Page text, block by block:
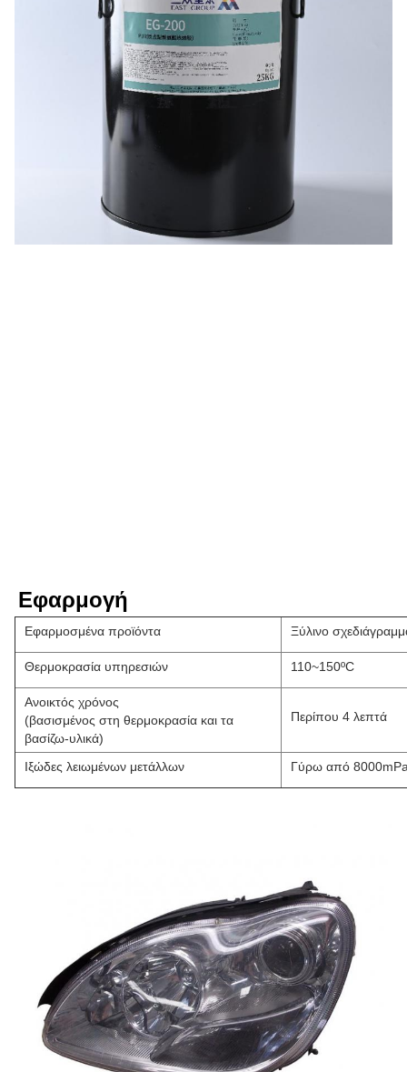
Εφαρμογή
Εφαρμοσμένα προϊόντα Ξύλινο
Θερμοκρασία υπηρεσιών 110~150ºC
Ανοικτός χρόνος
(βασισμένος στη θερμοκρασία και τα
βασίζω-υλικά)
Περίπου 4 λεπτά
Ιξώδες λειωμένων μετάλλων Γύρω από